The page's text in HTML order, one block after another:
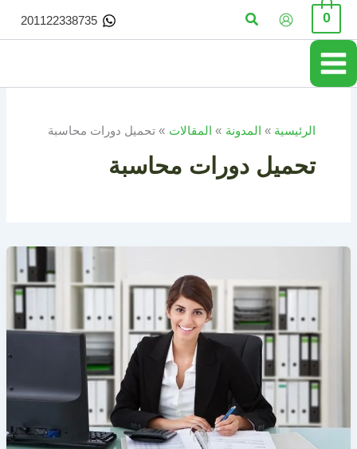
تخطي
المحتوى
0 البحث 201122338735
الرئيسية المدونة المقالات تحميل دورات محاسبة
تحميل دورات محاسبة